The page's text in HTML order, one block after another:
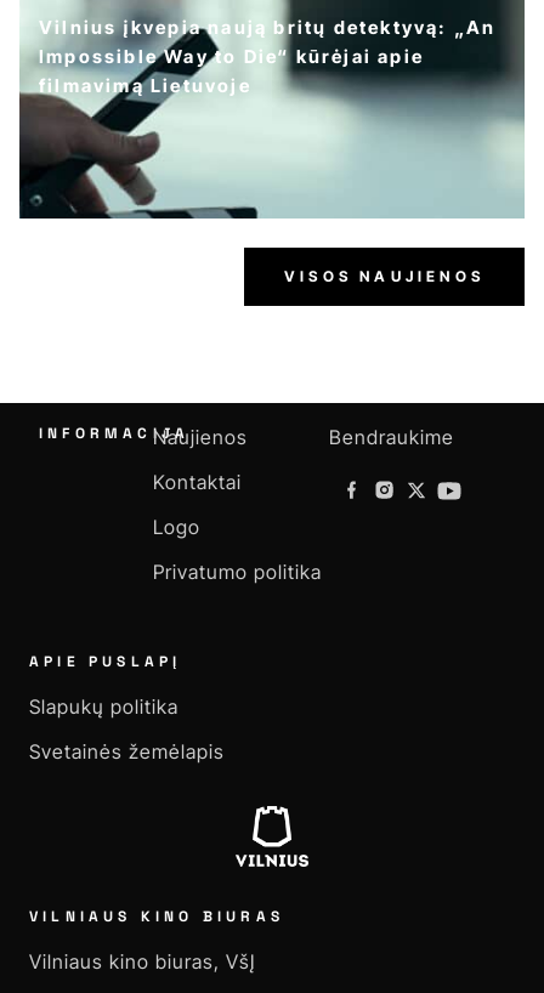
Vilnius įkvepia naują britų detektyvą: „An
Impossible Way to Die“ kūrėjai apie
filmavimą Lietuvoje
VISOS NAUJIENOS
INFORMACIJANaujienos
Kontaktai
Logo
Privatumo politika
Bendraukime
APIE PUSLAPĮ
Slapukų politika
Svetainės žemėlapis
VILNIAUS KINO BIURAS
Vilniaus kino biuras, VšĮ